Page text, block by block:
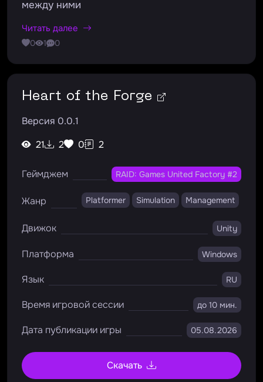
между ними
Читать далее
0 1 0
Heart of the Forge
Версия 0.0.1
21
2 0 2
Геймджем RAID: Games United Factory #2
Жанр Platformer Simulation Management
Движок Unity
Платформа Windows
Язык RU
Время игровой сессии до 10 мин.
Дата публикации игры 05.08.2026
Скачать